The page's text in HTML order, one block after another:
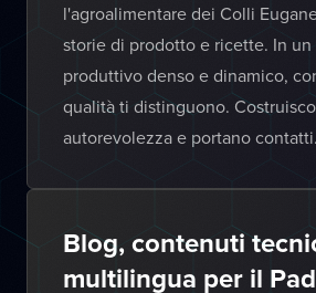
l'agroalimentare dei Colli
storie di prodotto e ricette. In un
produttivo denso e dinamico,
qualità ti distinguono.
autorevolezza e portano contatti.
Blog, contenuti
multilingua per il